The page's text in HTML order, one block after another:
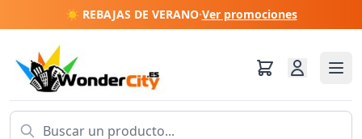
☀️ REBAJAS DE VERANO·Ver promociones